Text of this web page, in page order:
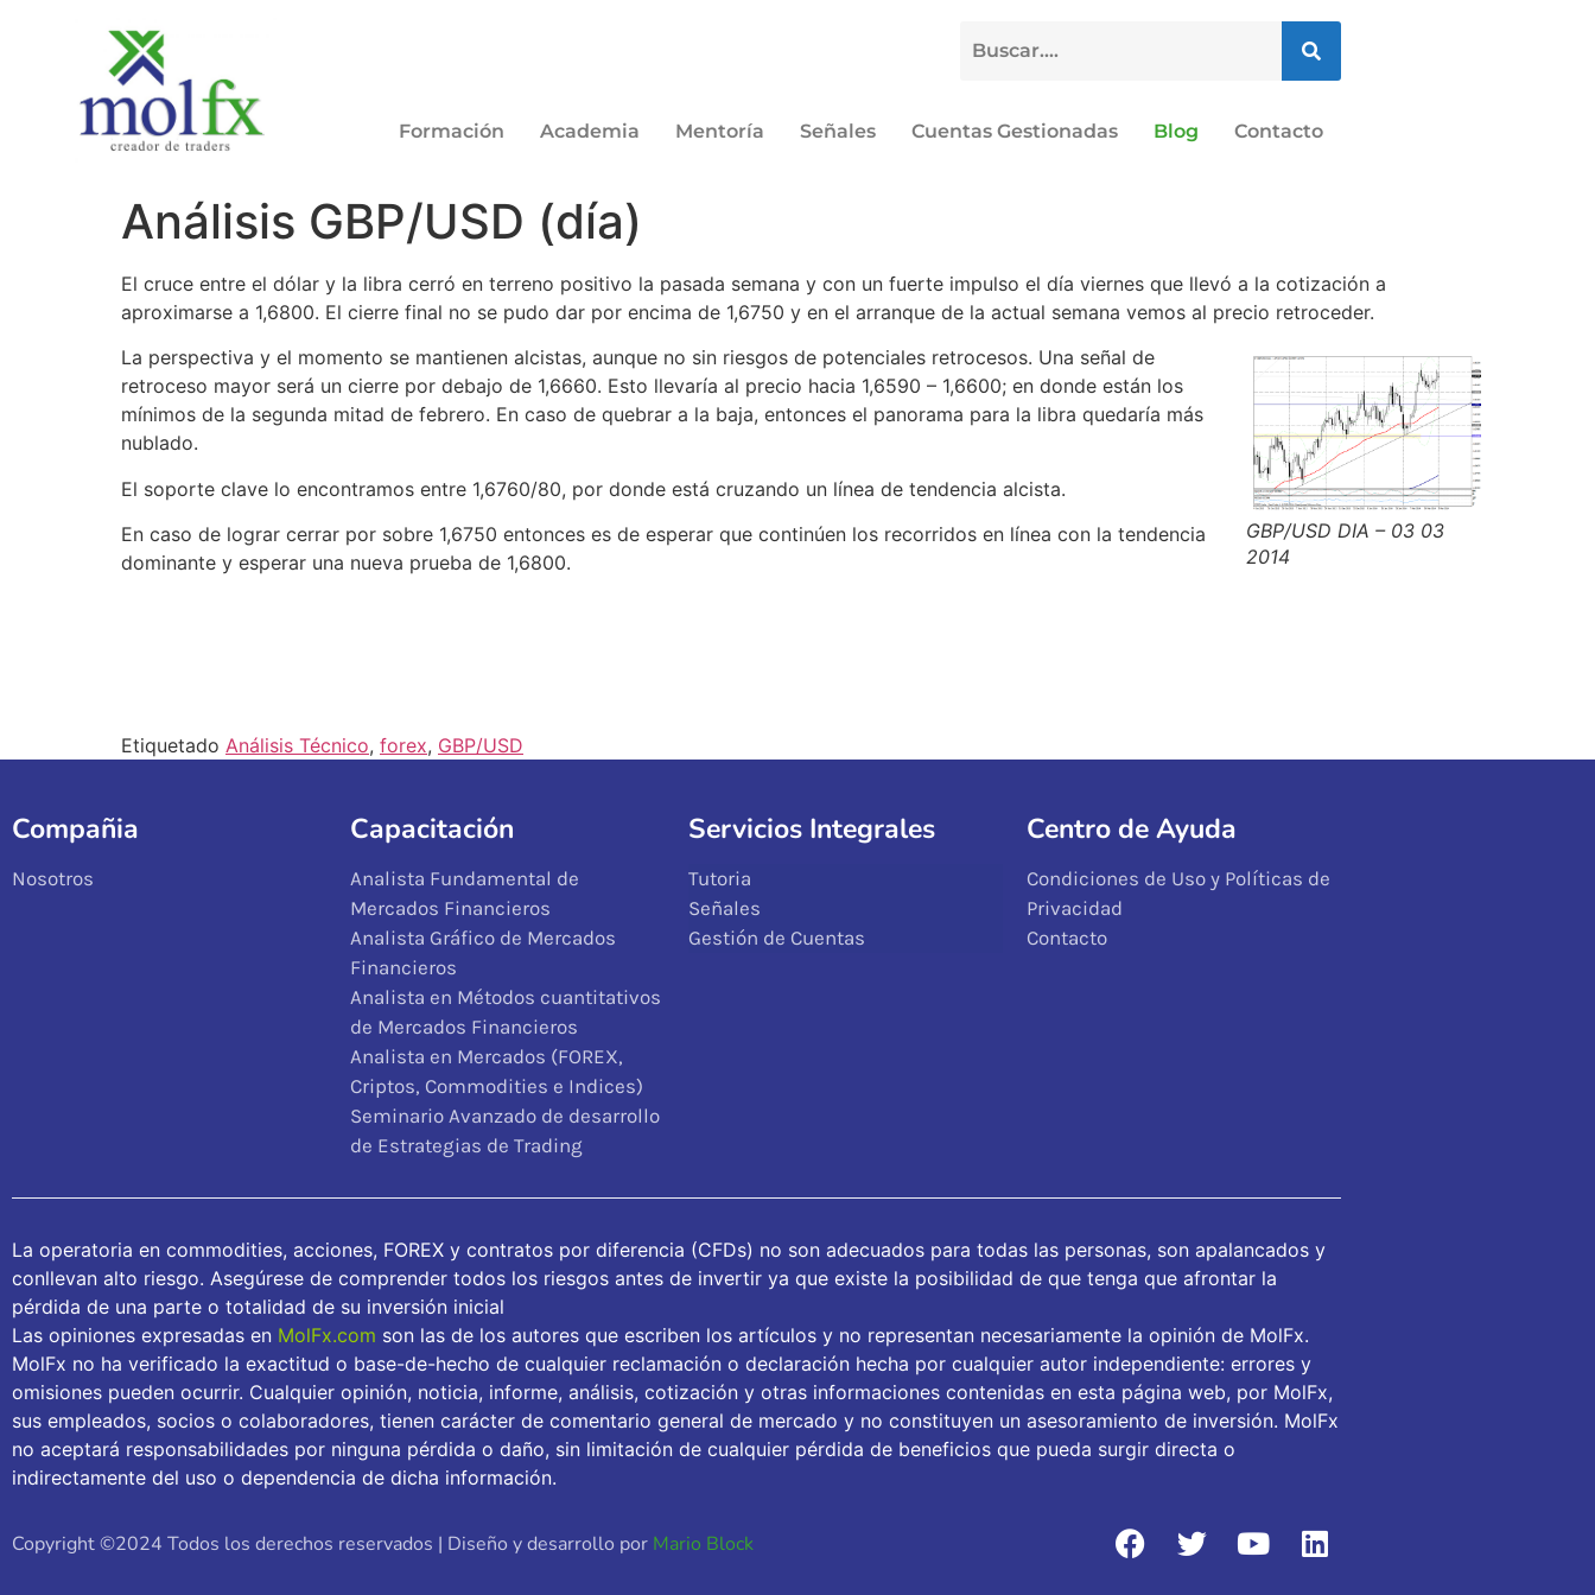
Formación Academia Mentoría Señales Cuentas Gestionadas Blog Contacto
Análisis GBP/USD (día)
El cruce entre el dólar y la libra cerró en terreno positivo la pasada semana y con un fuerte impulso el día viernes que llevó a la cotización a
aproximarse a 1,6800. El cierre final no se pudo dar por encima de 1,6750 y en el arranque de la actual semana vemos al precio retroceder.
GBP/USD DIA – 03 03
2014
La perspectiva y el momento se mantienen alcistas, aunque no sin riesgos de potenciales retrocesos. Una señal de
retroceso mayor será un cierre por debajo de 1,6660. Esto llevaría al precio hacia 1,6590 – 1,6600; en donde están los
mínimos de la segunda mitad de febrero. En caso de quebrar a la baja, entonces el panorama para la libra quedaría más
nublado.
El soporte clave lo encontramos entre 1,6760/80, por donde está cruzando un línea de tendencia alcista.
En caso de lograr cerrar por sobre 1,6750 entonces es de esperar que continúen los recorridos en línea con la tendencia
dominante y esperar una nueva prueba de 1,6800.
Etiquetado Análisis Técnico, forex, GBP/USD
Compañia
Nosotros
Capacitación
Analista Fundamental de
Mercados Financieros
Analista Gráfico de Mercados
Financieros
Analista en Métodos cuantitativos
de Mercados Financieros
Analista en Mercados (FOREX,
Criptos, Commodities e Indices)
Seminario Avanzado de desarrollo
de Estrategias de Trading
Servicios Integrales
Tutoria
Señales
Gestión de Cuentas
Centro de Ayuda
Condiciones de Uso y Políticas de
Privacidad
Contacto
La operatoria en commodities, acciones, FOREX y contratos por diferencia (CFDs) no son adecuados para todas las personas, son apalancados y
conllevan alto riesgo. Asegúrese de comprender todos los riesgos antes de invertir ya que existe la posibilidad de que tenga que afrontar la
pérdida de una parte o totalidad de su inversión inicial
Las opiniones expresadas en MolFx.com son las de los autores que escriben los artículos y no representan necesariamente la opinión de MolFx.
MolFx no ha verificado la exactitud o base-de-hecho de cualquier reclamación o declaración hecha por cualquier autor independiente: errores y
omisiones pueden ocurrir. Cualquier opinión, noticia, informe, análisis, cotización y otras informaciones contenidas en esta página web, por MolFx,
sus empleados, socios o colaboradores, tienen carácter de comentario general de mercado y no constituyen un asesoramiento de inversión. MolFx
no aceptará responsabilidades por ninguna pérdida o daño, sin limitación de cualquier pérdida de beneficios que pueda surgir directa o
indirectamente del uso o dependencia de dicha información.
Copyright ©2024 Todos los derechos reservados | Diseño y desarrollo por Mario Block